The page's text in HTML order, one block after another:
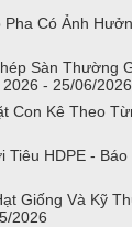
Pha Có Ảnh
Sàn Thường
- 25/06/2026
Con Kê Theo
Tiêu HDPE -
Giống Và Kỹ
2026